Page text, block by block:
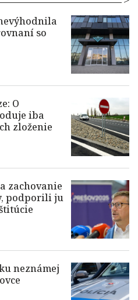
so
O
iba
zloženie
zachovanie
podporili ju
neznámej